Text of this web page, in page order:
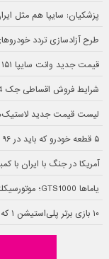
پزشکیان: سایپا هم مثل
طرح آزادسازی تردد
قیمت جدید وانت سایپا ۱۵۱ برای مصرف‌کننده در مرداد ۱۴۰۵ اعلام شد
شرایط فروش اقساطی جک J4 کرمان موتور در مرداد 1405
لیست قیمت جدید لاستیک‌های
۵ قطعه خودرو که باید در ۹۶ هزار کیلومتر عوض کنید
آمریکا در جنگ با ایران
یاماها GTS1000؛ موتورسیکلتی که جلوتر از زمانش بود و مسیر آینده را هموار کرد
۱۰ بازی برتر پلی‌استیشن ۱ که در تاریخ ماندگار شدند